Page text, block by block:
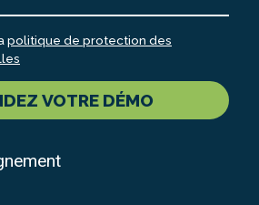
politique de protection des
VOTRE DÉMO